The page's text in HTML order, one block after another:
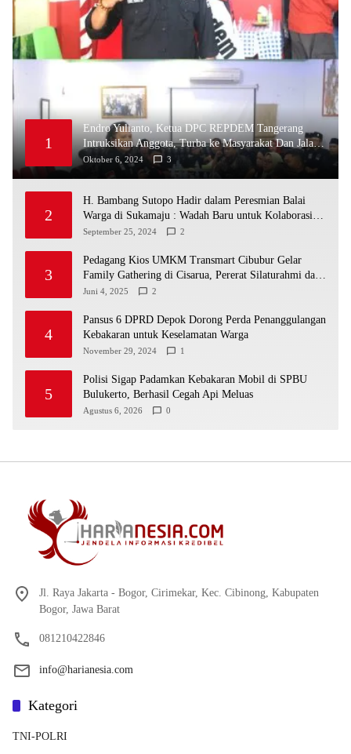
1
Endro Yulianto, Ketua DPC REPDEM Tangerang
Intruksikan Anggota, Turba ke Masyarakat Dan Jalani
Apa Yang di Putuskan RAKERCABSUS
Oktober 6, 2024 3
2
H. Bambang Sutopo Hadir dalam Peresmian Balai
Warga di Sukamaju : Wadah Baru untuk Kolaborasi
dan Aspirasi Masyarakat
September 25, 2024 2
3
Pedagang Kios UMKM Transmart Cibubur Gelar
Family Gathering di Cisarua, Pererat Silaturahmi dan
Kekompakan
Juni 4, 2025 2
4
Pansus 6 DPRD Depok Dorong Perda Penanggulangan
Kebakaran untuk Keselamatan Warga
November 29, 2024 1
5
Polisi Sigap Padamkan Kebakaran Mobil di SPBU
Bulukerto, Berhasil Cegah Api Meluas
Agustus 6, 2026 0
Jl. Raya Jakarta - Bogor, Cirimekar, Kec. Cibinong, Kabupaten
Bogor, Jawa Barat
081210422846
info@harianesia.com
Kategori
TNI-POLRI